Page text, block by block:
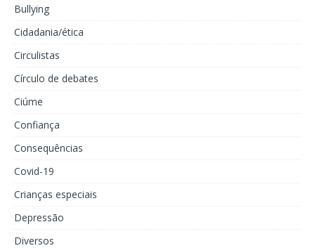
Bullying
Cidadania/ética
Circulistas
Círculo de debates
Ciúme
Confiança
Consequências
Covid-19
Crianças especiais
Depressão
Diversos